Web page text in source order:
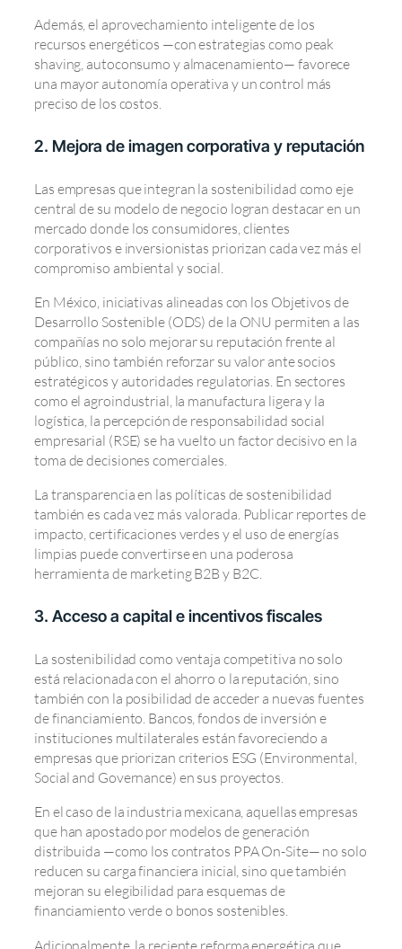
Además, el aprovechamiento inteligente de los
recursos energéticos —con estrategias como peak
shaving, autoconsumo y almacenamiento— favorece
una mayor autonomía operativa y un control más
preciso de los costos.
2. Mejora de imagen corporativa y reputación
Las empresas que integran la sostenibilidad como eje
central de su modelo de negocio logran destacar en un
mercado donde los consumidores, clientes
corporativos e inversionistas priorizan cada vez más el
compromiso ambiental y social.
En México, iniciativas alineadas con los Objetivos de
Desarrollo Sostenible (ODS) de la ONU permiten a las
compañías no solo mejorar su reputación frente al
público, sino también reforzar su valor ante socios
estratégicos y autoridades regulatorias. En sectores
como el agroindustrial, la manufactura ligera y la
logística, la percepción de responsabilidad social
empresarial (RSE) se ha vuelto un factor decisivo en la
toma de decisiones comerciales.
La transparencia en las políticas de sostenibilidad
también es cada vez más valorada. Publicar reportes de
impacto, certificaciones verdes y el uso de energías
limpias puede convertirse en una poderosa
herramienta de marketing B2B y B2C.
3. Acceso a capital e incentivos fiscales
La sostenibilidad como ventaja competitiva no solo
está relacionada con el ahorro o la reputación, sino
también con la posibilidad de acceder a nuevas fuentes
de financiamiento. Bancos, fondos de inversión e
instituciones multilaterales están favoreciendo a
empresas que priorizan criterios ESG (Environmental,
Social and Governance) en sus proyectos.
En el caso de la industria mexicana, aquellas empresas
que han apostado por modelos de generación
distribuida —como los contratos PPA On-Site— no solo
reducen su carga financiera inicial, sino que también
mejoran su elegibilidad para esquemas de
financiamiento verde o bonos sostenibles.
Adicionalmente, la reciente reforma energética que